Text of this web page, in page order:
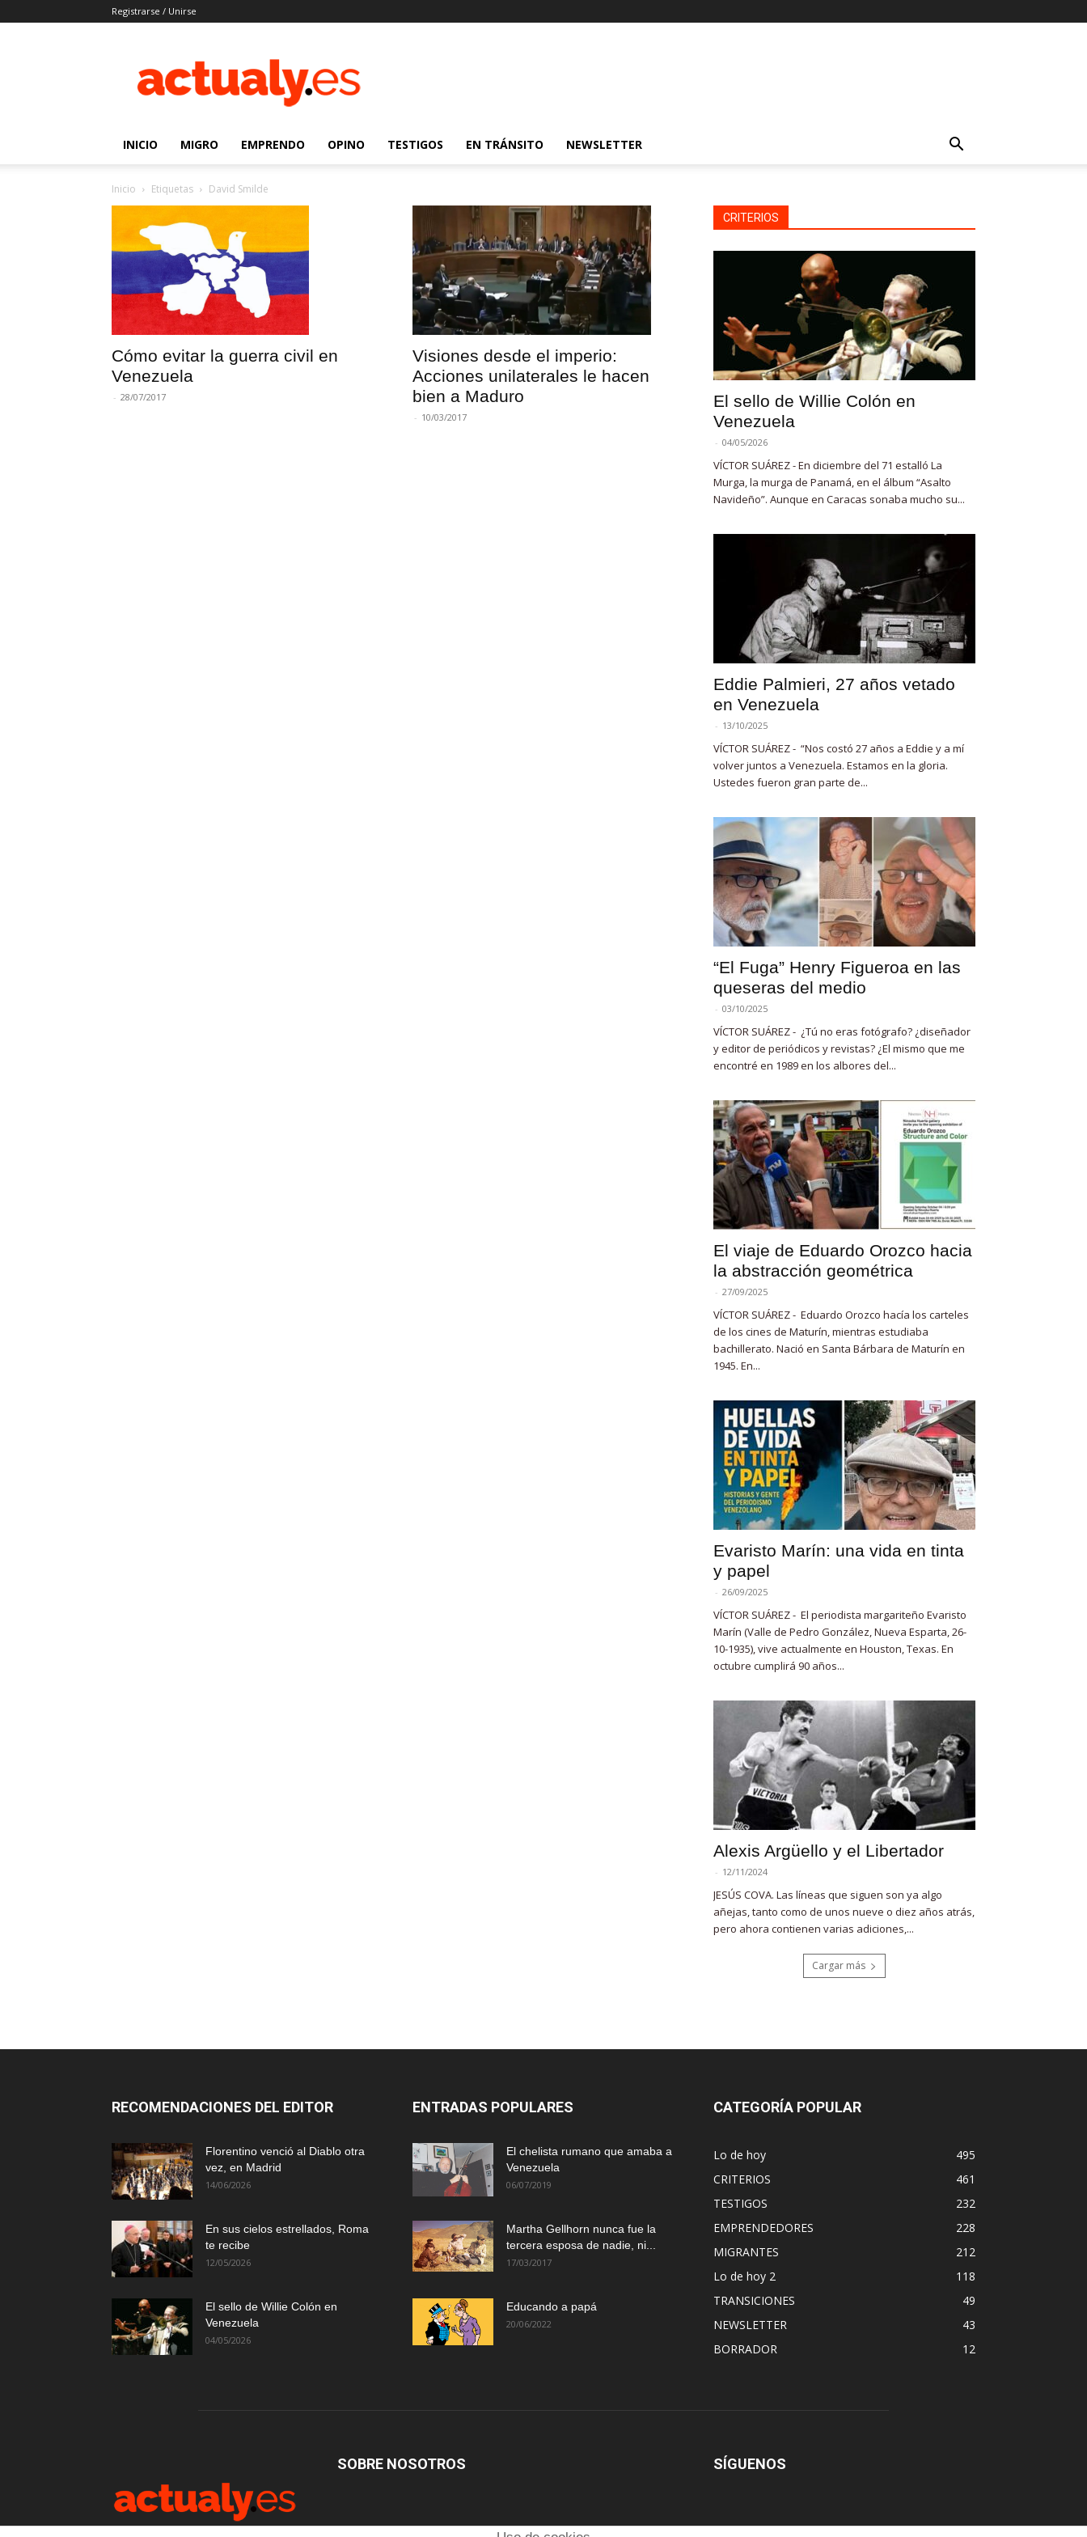
Registrarse / Unirse
|
Noticias
venezolanos
INICIO MIGRO EMPRENDO OPINO TESTIGOS EN TRÁNSITO NEWSLETTER
Inicio Etiquetas David Smilde
Cómo evitar la guerra civil en
Venezuela
- 28/07/2017
Visiones desde el imperio:
Acciones unilaterales le hacen
bien a Maduro
- 10/03/2017
CRITERIOS
El sello de Willie Colón en
Venezuela
- 04/05/2026
VÍCTOR SUÁREZ - En diciembre del 71 estalló La
Murga, la murga de Panamá, en el álbum “Asalto
Navideño”. Aunque en Caracas sonaba mucho su...
Eddie Palmieri, 27 años vetado
en Venezuela
- 13/10/2025
VÍCTOR SUÁREZ - “Nos costó 27 años a Eddie y a mí
volver juntos a Venezuela. Estamos en la gloria.
Ustedes fueron gran parte de...
“El Fuga” Henry Figueroa en las
queseras del medio
- 03/10/2025
VÍCTOR SUÁREZ - ¿Tú no eras fotógrafo? ¿diseñador
y editor de periódicos y revistas? ¿El mismo que me
encontré en 1989 en los albores del...
El viaje de Eduardo Orozco hacia
la abstracción geométrica
- 27/09/2025
VÍCTOR SUÁREZ - Eduardo Orozco hacía los carteles
de los cines de Maturín, mientras estudiaba
bachillerato. Nació en Santa Bárbara de Maturín en
1945. En...
Evaristo Marín: una vida en tinta
y papel
- 26/09/2025
VÍCTOR SUÁREZ - El periodista margariteño Evaristo
Marín (Valle de Pedro González, Nueva Esparta, 26-
10-1935), vive actualmente en Houston, Texas. En
octubre cumplirá 90 años...
Alexis Argüello y el Libertador
- 12/11/2024
JESÚS COVA. Las líneas que siguen son ya algo
añejas, tanto como de unos nueve o diez años atrás,
pero ahora contienen varias adiciones,...
Cargar más
RECOMENDACIONES DEL EDITOR
Florentino venció al Diablo otra
vez, en Madrid
14/06/2026
En sus cielos estrellados, Roma
te recibe
12/05/2026
El sello de Willie Colón en
Venezuela
04/05/2026
ENTRADAS POPULARES
El chelista rumano que amaba a
Venezuela
06/07/2019
Martha Gellhorn nunca fue la
tercera esposa de nadie, ni...
17/03/2017
Educando a papá
20/06/2022
CATEGORÍA POPULAR
Lo de hoy
495
CRITERIOS
461
TESTIGOS
232
EMPRENDEDORES
228
MIGRANTES
212
Lo de hoy 2
118
TRANSICIONES
49
NEWSLETTER
43
BORRADOR
12
SOBRE NOSOTROS SÍGUENOS